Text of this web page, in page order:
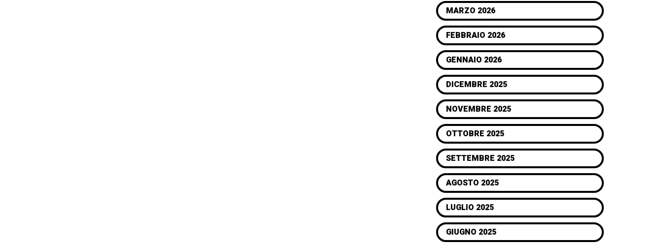
MARZO 2026
FEBBRAIO 2026
GENNAIO 2026
DICEMBRE 2025
NOVEMBRE 2025
OTTOBRE 2025
SETTEMBRE 2025
AGOSTO 2025
LUGLIO 2025
GIUGNO 2025